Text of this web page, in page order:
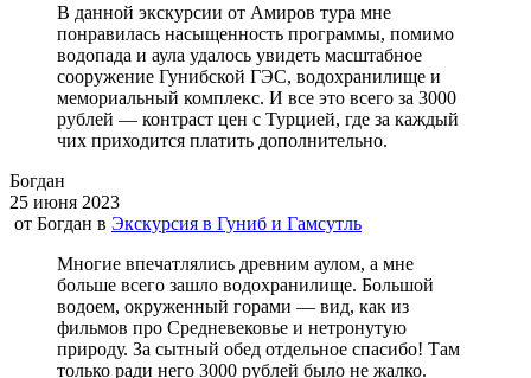
В данной экскурсии от Амиров тура мне
понравилась насыщенность программы, помимо
водопада и аула удалось увидеть масштабное
сооружение Гунибской ГЭС, водохранилище и
мемориальный комплекс. И все это всего за 3000
рублей — контраст цен с Турцией, где за каждый
чих приходится платить дополнительно.
Богдан
25 июня 2023
от Богдан в Экскурсия в Гуниб и Гамсутль
Многие впечатлялись древним аулом, а мне
больше всего зашло водохранилище. Большой
водоем, окруженный горами — вид, как из
фильмов про Средневековье и нетронутую
природу. За сытный обед отдельное спасибо! Там
только ради него 3000 рублей было не жалко.